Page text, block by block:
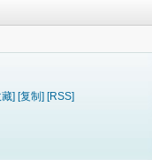
藏] [复制] [RSS]